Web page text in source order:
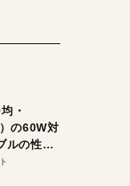
・
の60W対
ルの性能
の1本を